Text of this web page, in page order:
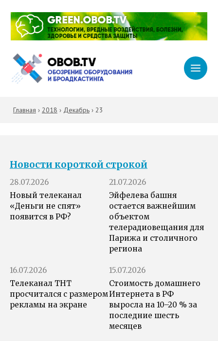
Главная › 2018 › Декабрь› 23
Новости короткой строкой
28.07.2026
Новый телеканал
«Деньги не спят»
появится в РФ?
21.07.2026
Эйфелева башня
остается важнейшим
объектом
телерадиовещания для
Парижа и столичного
региона
16.07.2026
Телеканал ТНТ
просчитался с размером
рекламы на экране
15.07.2026
Стоимость домашнего
Интернета в РФ
выросла на 10–20 % за
последние шесть
месяцев